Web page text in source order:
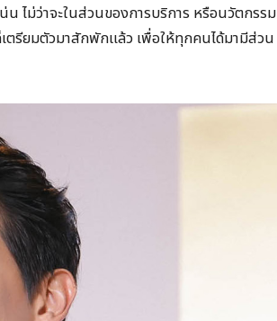
ไม่ว่าจะในส่วนของการบริการ หรือนวัตกรรม
ก็เตรียมตัวมาสักพักแล้ว เพื่อให้ทุกคนได้มามีส่วน